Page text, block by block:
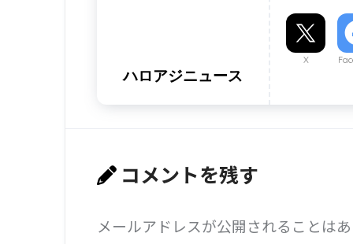
ハロアジニュース
X
コメントを残す
メールアドレスが公開されることは